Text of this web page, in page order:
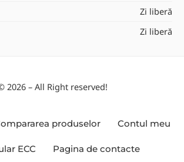
Zi liberă
Zi liberă
2026 – All Right reserved!
produselor Contul meu
ECC Pagina de contacte